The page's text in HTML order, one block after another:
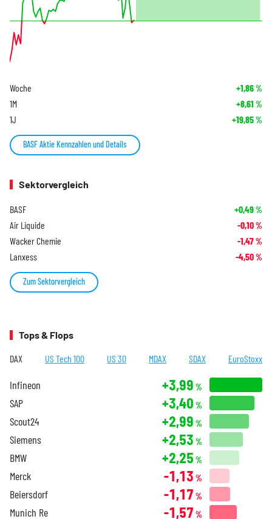
Woche +1,86%
1M +8,61 %
1J +19,85%
BASF Aktie Kennzahlen und Details
Sektorvergleich
BASF +0,49%
Air Liquide -0,10%
Wacker Chemie -1,47%
Lanxess -4,50%
Zum Sektorvergleich
Tops & Flops
DAX US Tech 100 US 30 MDAX SDAX EuroStoxx
Infineon +3,99 %
SAP +3,40 %
Scout24 +2,99 %
Siemens +2,53 %
BMW +2,25 %
Merck -1,13 %
Beiersdorf -1,17 %
Munich Re -1,57 %